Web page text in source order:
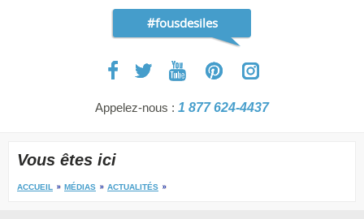
#fousdesiles
Appelez-nous : 1 877 624-4437
Vous êtes ici
ACCUEIL MÉDIAS ACTUALITÉS